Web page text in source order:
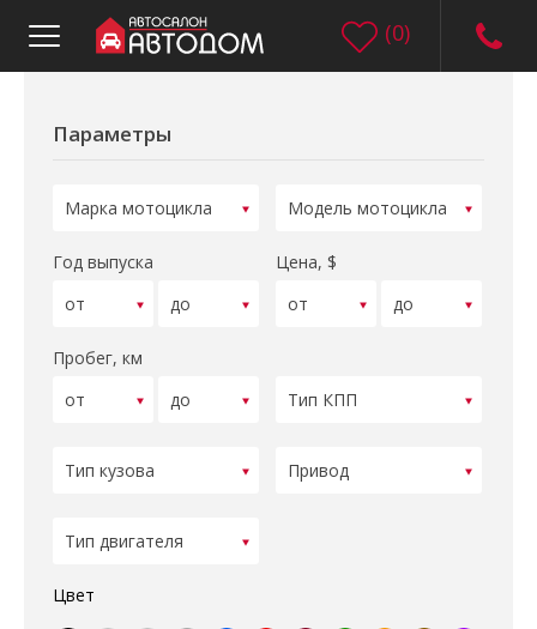
(0)
Параметры
Год выпуска Цена, $
Пробег, км
Цвет